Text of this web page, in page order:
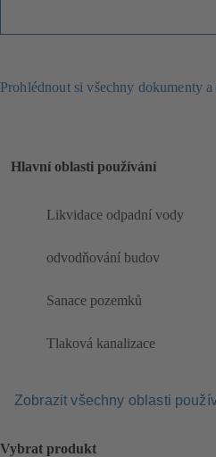
Prohlédnout si všechny dokumenty
Hlavní oblasti používání
Likvidace odpadní vody
odvodňování budov
Sanace pozemků
Tlaková kanalizace
Zobrazit všechny oblasti
Vybrat produkt